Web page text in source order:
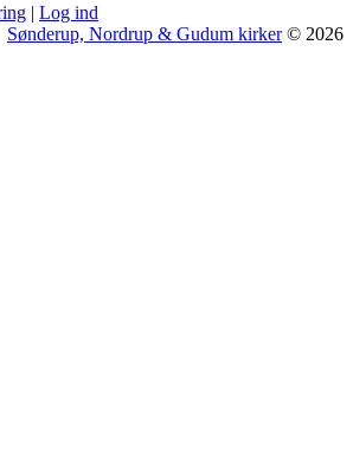
| Log ind
Sønderup, Nordrup & Gudum kirker© 2026